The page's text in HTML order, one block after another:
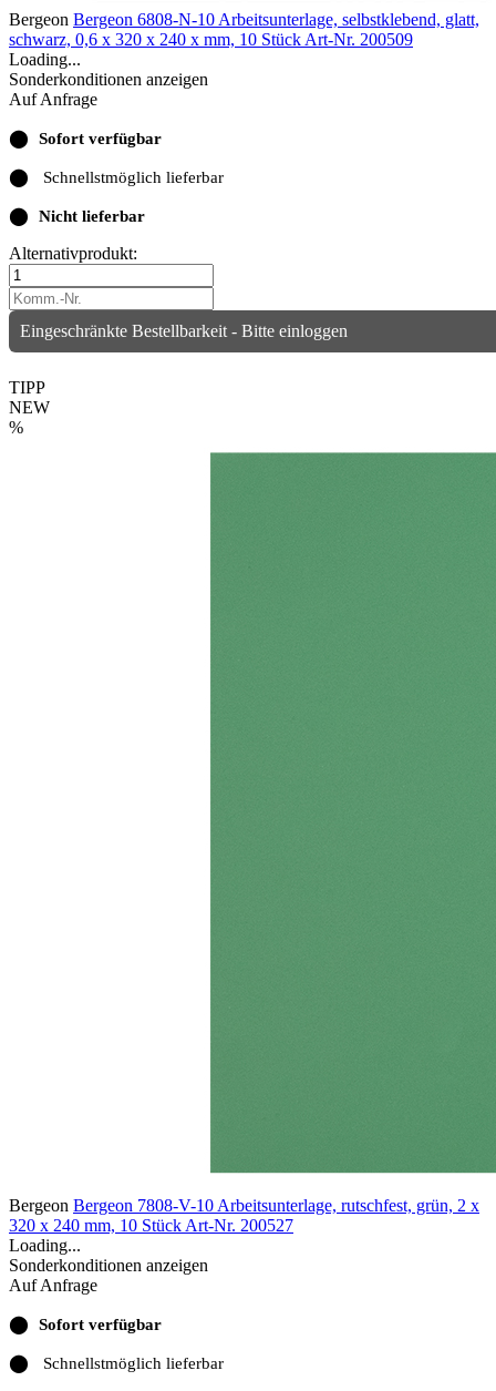
Bergeon Bergeon 6808-N-10 Arbeitsunterlage, selbstklebend, glatt,
schwarz, 0,6 x 320 x 240 x mm, 10 StückArt-Nr. 200509
Loading...
Sonderkonditionen anzeigen
Auf Anfrage
⬤ Sofort verfügbar
⬤ Schnellstmöglich lieferbar
⬤ Nicht lieferbar
Alternativprodukt:
Eingeschränkte Bestellbarkeit - Bitte einloggen
TIPP
NEW
%
Bergeon Bergeon 7808-V-10 Arbeitsunterlage, rutschfest, grün, 2 x
320 x 240 mm, 10 StückArt-Nr. 200527
Loading...
Sonderkonditionen anzeigen
Auf Anfrage
⬤ Sofort verfügbar
⬤ Schnellstmöglich lieferbar